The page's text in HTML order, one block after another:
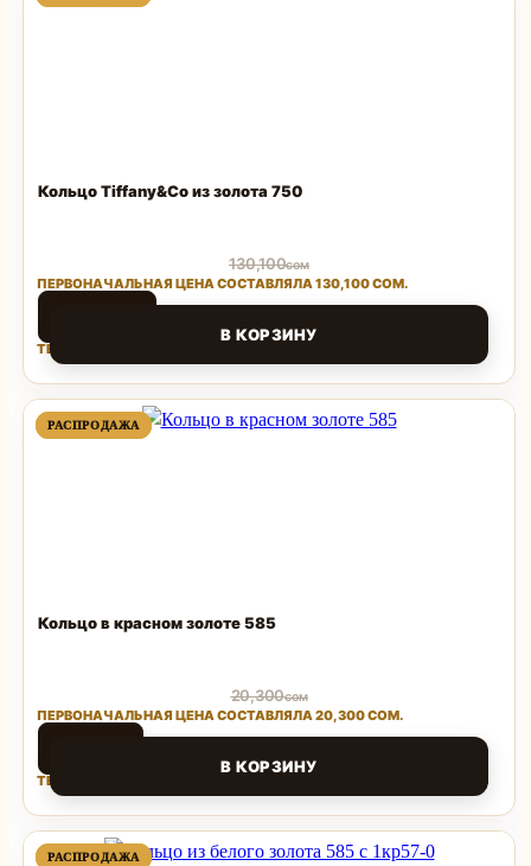
ТОВАР
ТОВАР
Кольцо Tiffany&Co из золота 750
130,100сом
ПЕРВОНАЧАЛЬНАЯ ЦЕНА СОСТАВЛЯЛА 130,100 СОМ.
ТЕКУЩАЯ ЦЕНА: 65,050 СОМ.
В КОРЗИНУ
Поделиться
РАСПРОДАЖА ПРОДАВАЕМЫЙ
ТОВАР
РАСПРОДАЖА ПРОДАВАЕМЫЙ
ТОВАР
Кольцо в красном золоте 585
20,300сом
ПЕРВОНАЧАЛЬНАЯ ЦЕНА СОСТАВЛЯЛА 20,300 СОМ.
ТЕКУЩАЯ ЦЕНА: 8,932 СОМ.
В КОРЗИНУ
Поделиться
РАСПРОДАЖА ПРОДАВАЕМЫЙ
РАСПРОДАЖА ПРОДАВАЕМЫЙ